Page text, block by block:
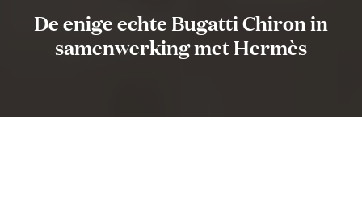
De enige echte Bugatti Chiron in
samenwerking met Hermès